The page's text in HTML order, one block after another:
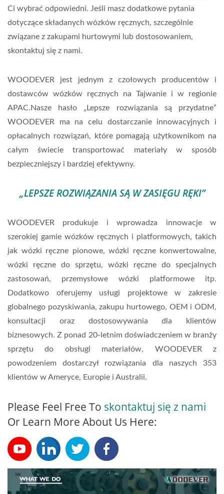
Ci wybrać odpowiedni. Jeśli masz dodatkowe pytania
dotyczące składanych wózków ręcznych, szczególnie
związane z zakupami hurtowymi lub dostosowaniem,
skontaktuj się z nami.
WOODEVER jest jednym z czołowych producentów i
dostawców wózków ręcznych na Tajwanie i w regionie
APAC.Nasze hasło „Lepsze rozwiązania są przydatne”
WOODEVER ma na celu dostarczanie innowacyjnych i
opłacalnych rozwiązań, które pomagają użytkownikom na
całym świecie transportować materiały w sposób
bezpieczniejszy i bardziej efektywny.
„LEPSZE ROZWIĄZANIA SĄ W ZASIĘGU RĘKI”
WOODEVER produkuje i wprowadza innowacje w
szerokiej gamie wózków ręcznych i platformowych, takich
jak wózki ręczne pionowe, wózki ręczne konwertowalne,
wózki ręczne do sprzętu, wózki ręczne do specjalnych
zastosowań, przemysłowe wózki platformowe itp.
Dodatkowo oferujemy usługi projektowe w zakresie
globalnego pozyskiwania, zakupu hurtowego, OEM i ODM,
konsultacji oraz dostosowywania dla klientów
biznesowych. Z ponad 20-letnim doświadczeniem w branży
sprzętu do obsługi materiałów, WOODEVER z
powodzeniem dostarczył rozwiązania dla naszych 353
klientów w Ameryce, Europie i Australii.
Please Feel Free To skontaktuj się z nami
Or Learn More About Us Here: